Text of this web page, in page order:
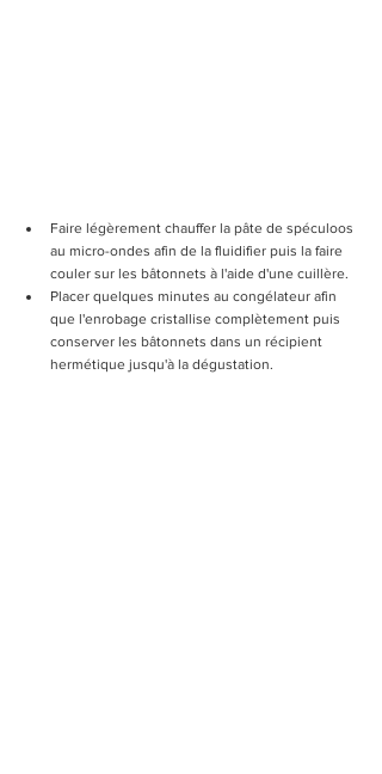
Faire légèrement chauffer la pâte de spéculoos
au micro-ondes afin de la fluidifier puis la faire
couler sur les bâtonnets à l'aide d'une cuillère.
Placer quelques minutes au congélateur afin
que l'enrobage cristallise complètement puis
conserver les bâtonnets dans un récipient
hermétique jusqu'à la dégustation.